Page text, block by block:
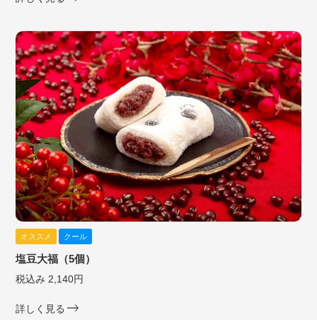
オススメ クール
塩豆大福（5個）
税込み 2,140円
詳しく見る